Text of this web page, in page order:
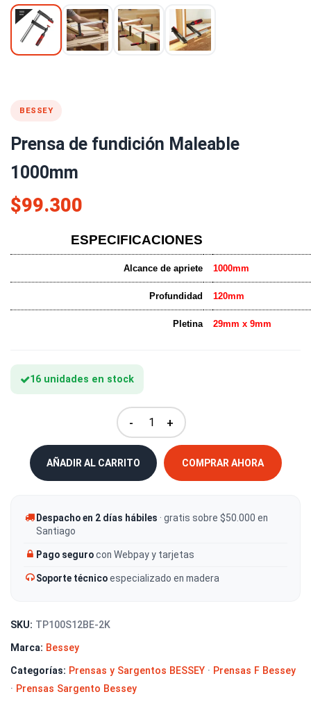
BESSEY
Prensa de fundición Maleable
1000mm
$99.300
ESPECIFICACIONES
Alcance de apriete 1000mm
Profundidad 120mm
Pletina 29mm x 9mm
16 unidades en stock
- +
AÑADIR AL CARRITO COMPRAR AHORA
Despacho en 2 días hábiles · gratis sobre $50.000 en
Santiago
Pago segurocon Webpay y tarjetas
Soporte técnicoespecializado en madera
SKU: TP100S12BE-2K
Marca: Bessey
Categorías: Prensas y Sargentos BESSEY · Prensas F Bessey
· Prensas Sargento Bessey